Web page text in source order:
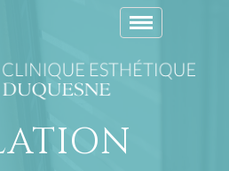
Toggle
navigation